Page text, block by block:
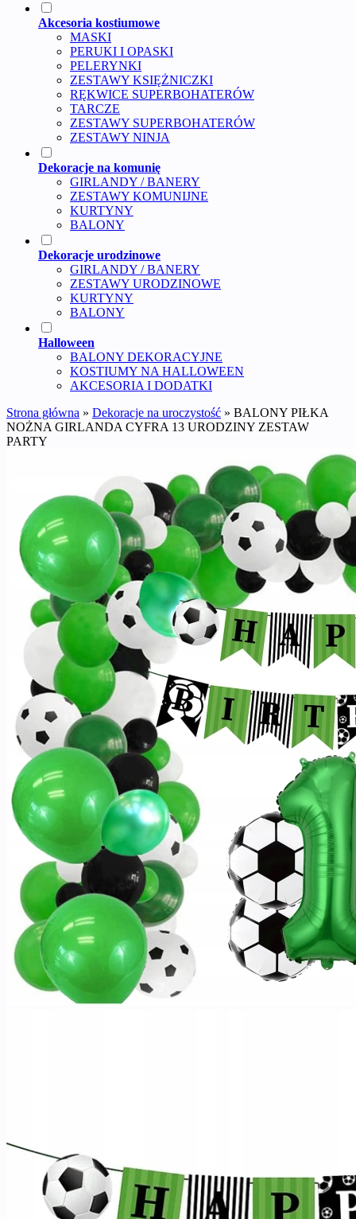
Akcesoria kostiumowe
MASKI
PERUKI I OPASKI
PELERYNKI
ZESTAWY KSIĘŻNICZKI
RĘKWICE SUPERBOHATERÓW
TARCZE
ZESTAWY SUPERBOHATERÓW
ZESTAWY NINJA
Dekoracje na komunię
GIRLANDY / BANERY
ZESTAWY KOMUNIJNE
KURTYNY
BALONY
Dekoracje urodzinowe
GIRLANDY / BANERY
ZESTAWY URODZINOWE
KURTYNY
BALONY
Halloween
BALONY DEKORACYJNE
KOSTIUMY NA HALLOWEEN
AKCESORIA I DODATKI
Strona główna » Dekoracje na uroczystość » BALONY PIŁKA
NOŻNA GIRLANDA CYFRA 13 URODZINY ZESTAW
PARTY